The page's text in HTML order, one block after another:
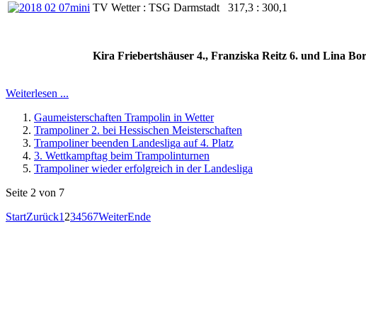
TV Wetter : TSG Darmstadt 317,3 : 300,1
Kira Friebertshäuser 4., Franziska Reitz 6. und Lina
Weiterlesen ...
Gaumeisterschaften Trampolin in Wetter
Trampoliner 2. bei Hessischen Meisterschaften
Trampoliner beenden Landesliga auf 4. Platz
3. Wettkampftag beim Trampolinturnen
Trampoliner wieder erfolgreich in der Landesliga
Seite 2 von 7
StartZurück1 234567WeiterEnde